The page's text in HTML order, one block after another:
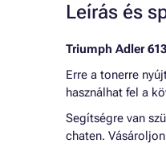
Leírás és
Triumph Adler
Erre a tonerre
használhat fel a
Segítségre van
chaten.